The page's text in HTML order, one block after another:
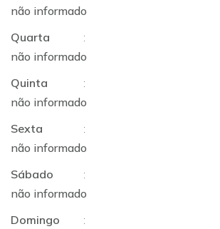
não informado
Quarta
:
não informado
Quinta
:
não informado
Sexta
:
não informado
Sábado
:
não informado
Domingo
: